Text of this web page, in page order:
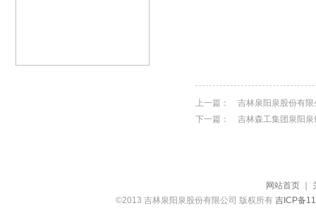
上一篇：
吉林泉阳泉股份有
下一篇：
吉林森工集团泉阳
网站首页
©2013 吉林泉阳泉股份有限公司 版权所有吉ICP备